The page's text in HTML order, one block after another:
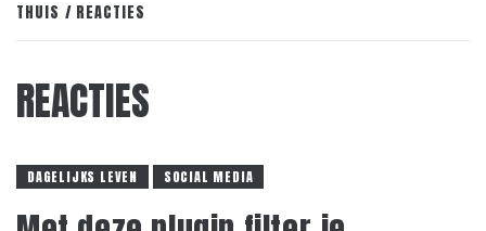
THUIS REACTIES
REACTIES
DAGELIJKS LEVEN SOCIAL MEDIA